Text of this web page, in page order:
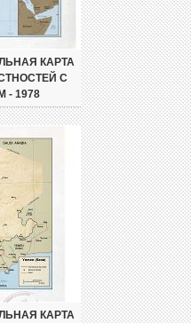
КАРТА
С
- 1978
КАРТА